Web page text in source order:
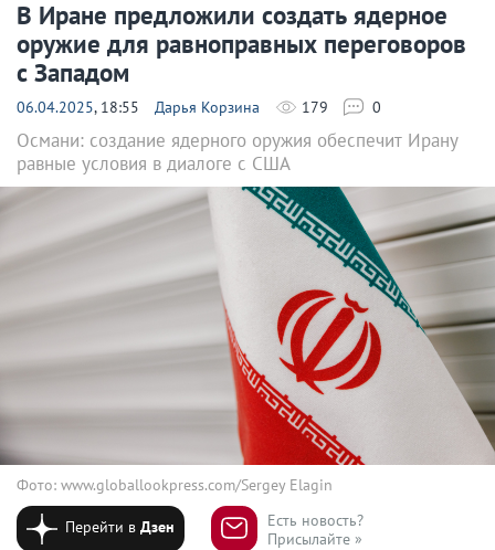
В Иране предложили создать ядерное
оружие для равноправных переговоров
с Западом
06.04.2025, 18:55 Дарья Корзина 179 0
Османи: создание ядерного оружия обеспечит Ирану
равные условия в диалоге с США
Фото: www.globallookpress.com/Sergey Elagin
Перейти вДзен
Есть новость?
Присылайте »